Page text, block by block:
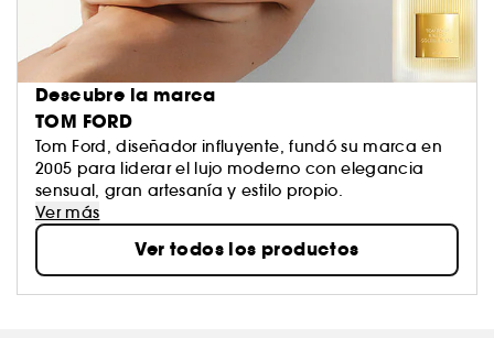
Descubre la marca
TOM FORD
Tom Ford, diseñador influyente, fundó su marca en
2005 para liderar el lujo moderno con elegancia
sensual, gran artesanía y estilo propio.
Ver más
Ver todos los productos